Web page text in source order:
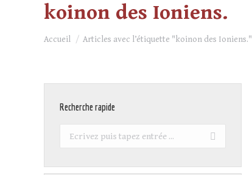
koinon des Ioniens.
Vous êtes ici :
Accueil Articles avec l’étiquette "koinon des Ioniens."
Recherche rapide
Recherche